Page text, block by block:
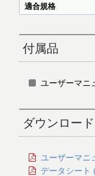
適合規格
付属品
ユーザーマニ
ダウンロード
ユーザーマニ
データシート